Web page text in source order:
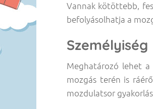
Vannak kötöttebb,
befolyásolhatja a
Személyiség
Meghatározó lehet a
mozgás terén is
mozdulatsor